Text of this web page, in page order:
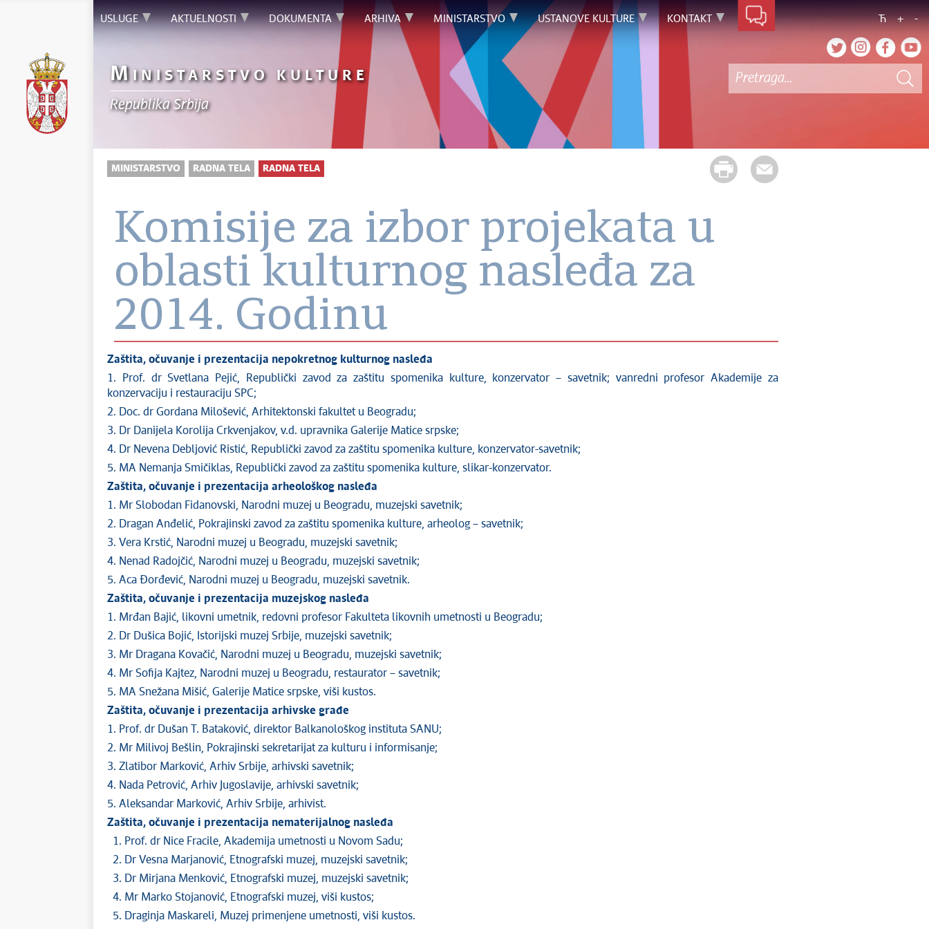
USLUGE AKTUELNOSTI DOKUMENTA ARHIVA MINISTARSTVO USTANOVE KULTURE KONTAKT Ћ + -
M INISTARSTVO KULTURE
Republika Srbija
MINISTARSTVO RADNA TELA RADNA TELA
Komisije za izbor projekata u
oblasti kulturnog nasleđa za
2014. Godinu
Zaštita, očuvanje i prezentacija nepokretnog kulturnog nasleđa
1. Prof. dr Svetlana Pejić, Republički zavod za zaštitu spomenika kulture, konzervator – savetnik; vanredni profesor Akademije za
konzervaciju i restauraciju SPC;
2. Doc. dr Gordana Milošević, Arhitektonski fakultet u Beogradu;
3. Dr Danijela Korolija Crkvenjakov, v.d. upravnika Galerije Matice srpske;
4. Dr Nevena Debljović Ristić, Republički zavod za zaštitu spomenika kulture, konzervator-savetnik;
5. MA Nemanja Smičiklas, Republički zavod za zaštitu spomenika kulture, slikar-konzervator.
Zaštita, očuvanje i prezentacija arheološkog nasleđa
1. Mr Slobodan Fidanovski, Narodni muzej u Beogradu, muzejski savetnik;
2. Dragan Anđelić, Pokrajinski zavod za zaštitu spomenika kulture, arheolog – savetnik;
3. Vera Krstić, Narodni muzej u Beogradu, muzejski savetnik;
4. Nenad Radojčić, Narodni muzej u Beogradu, muzejski savetnik;
5. Aca Đorđević, Narodni muzej u Beogradu, muzejski savetnik.
Zaštita, očuvanje i prezentacija muzejskog nasleđa
1. Mrđan Bajić, likovni umetnik, redovni profesor Fakulteta likovnih umetnosti u Beogradu;
2. Dr Dušica Bojić, Istorijski muzej Srbije, muzejski savetnik;
3. Mr Dragana Kovačić, Narodni muzej u Beogradu, muzejski savetnik;
4. Mr Sofija Kajtez, Narodni muzej u Beogradu, restaurator – savetnik;
5. MA Snežana Mišić, Galerije Matice srpske, viši kustos.
Zaštita, očuvanje i prezentacija arhivske građe
1. Prof. dr Dušan T. Bataković, direktor Balkanološkog instituta SANU;
2. Mr Milivoj Bešlin, Pokrajinski sekretarijat za kulturu i informisanje;
3. Zlatibor Marković, Arhiv Srbije, arhivski savetnik;
4. Nada Petrović, Arhiv Jugoslavije, arhivski savetnik;
5. Aleksandar Marković, Arhiv Srbije, arhivist.
Zaštita, očuvanje i prezentacija nematerijalnog nasleđa
1. Prof. dr Nice Fracile, Akademija umetnosti u Novom Sadu;
2. Dr Vesna Marjanović, Etnografski muzej, muzejski savetnik;
3. Dr Mirjana Menković, Etnografski muzej, muzejski savetnik;
4. Mr Marko Stojanović, Etnografski muzej, viši kustos;
5. Draginja Maskareli, Muzej primenjene umetnosti, viši kustos.